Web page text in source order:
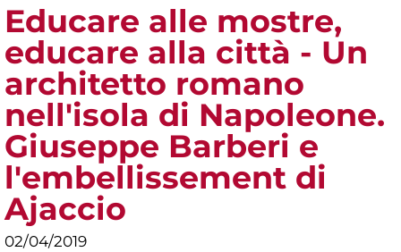
Educare alle mostre,
educare alla città - Un
architetto romano
nell'isola di Napoleone.
Giuseppe Barberi e
l'embellissement di
Ajaccio
02/04/2019